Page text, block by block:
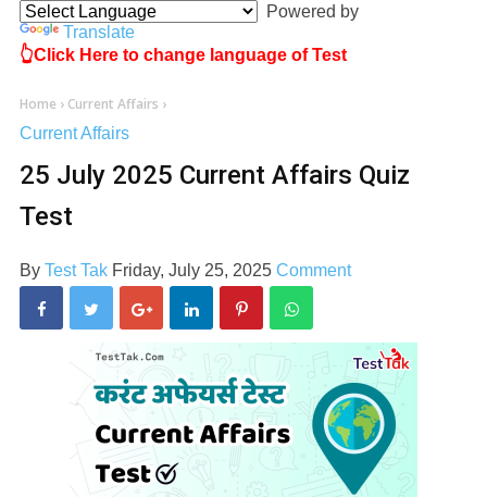
Powered by
Translate
👆Click Here to change language of Test
Home › Current Affairs ›
Current Affairs
25 July 2025 Current Affairs Quiz
Test
By Test Tak Friday, July 25, 2025 Comment